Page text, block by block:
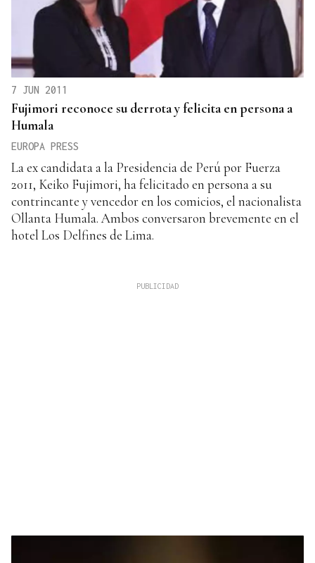
7 JUN 2011
Fujimori reconoce su derrota y felicita en persona a
Humala
EUROPA PRESS
La ex candidata a la Presidencia de Perú por Fuerza
2011, Keiko Fujimori, ha felicitado en persona a su
contrincante y vencedor en los comicios, el nacionalista
Ollanta Humala. Ambos conversaron brevemente en el
hotel Los Delfines de Lima.